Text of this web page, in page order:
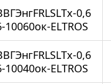
0,6
10060ок-ELTROS
0,6
10040ок-ELTROS